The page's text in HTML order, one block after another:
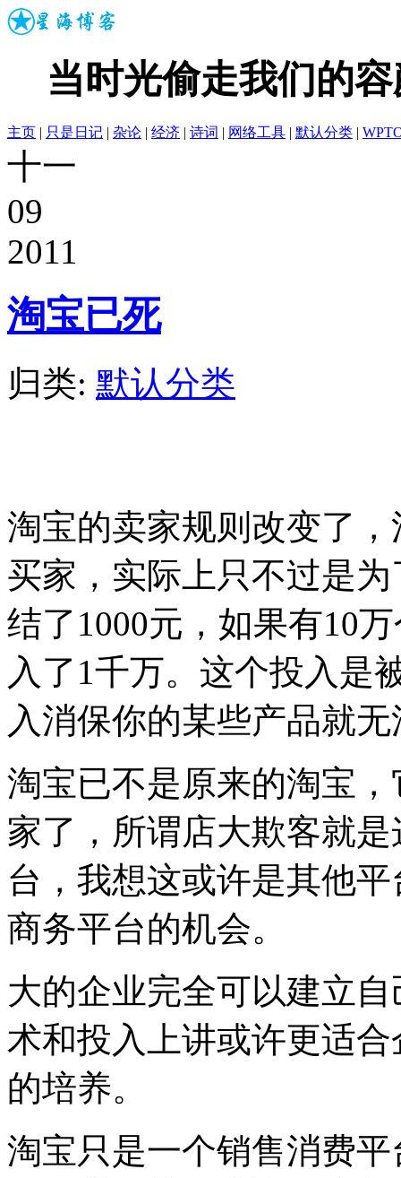
当时光偷走我们的容
主页 | 只是日记 | 杂论 | 经济 | 诗词 | 网络工具 | 默认分类 |
十一
09
2011
淘宝已死
归类: 默认分类
淘宝的卖家规则改变了
买家，实际上只不过是
结了1000元，如果有10
入了1千万。这个投入是
入消保你的某些产品就
淘宝已不是原来的淘宝
家了，所谓店大欺客就
台，我想这或许是其他
商务平台的机会。
大的企业完全可以建立
术和投入上讲或许更适
的培养。
淘宝只是一个销售消费